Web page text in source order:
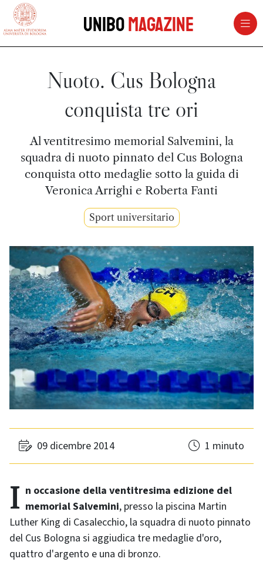
vai al contenuto della pagina
UniboMagazine
Nuoto. Cus Bologna
conquista tre ori
Al ventitresimo memorial Salvemini, la
squadra di nuoto pinnato del Cus Bologna
conquista otto medaglie sotto la guida di
Veronica Arrighi e Roberta Fanti
Sport universitario
09 dicembre 2014 1 minuto
In occasione della ventitresima edizione del memorial Salvemini, presso la piscina Martin
Luther King di Casalecchio, la squadra di nuoto pinnato
del Cus Bologna si aggiudica tre medaglie d'oro,
quattro d'argento e una di bronzo.